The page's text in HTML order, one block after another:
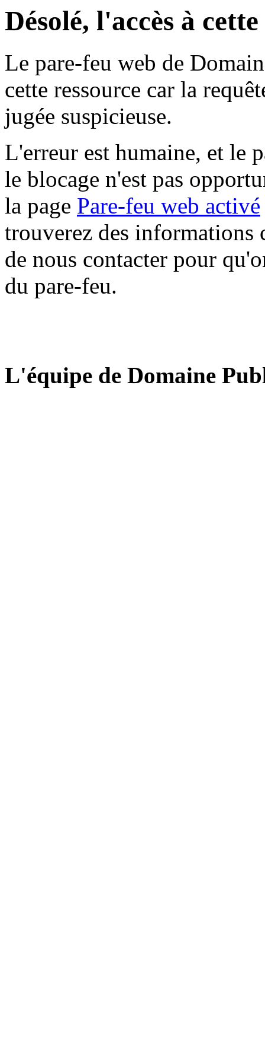
Désolé, l'accès à
Le pare-feu web de
cette ressource car la
jugée suspicieuse.
L'erreur est humaine, et le
le blocage n'est pas
la page Pare-feu web activé
trouverez des informations
de nous contacter pour
du pare-feu.
L'équipe de Domaine